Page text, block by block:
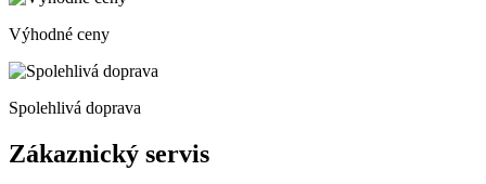
Výhodné ceny
Spolehlivá doprava
Zákaznický servis